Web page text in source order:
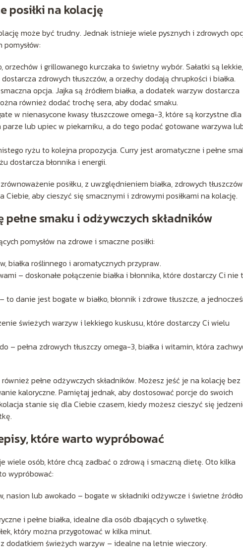
posiłki na kolację
może być trudny. Jednak istnieje wiele pysznych i zdrowych
i grillowanego kurczaka to świetny wybór. Sałatki są
zdrowych tłuszczów, a orzechy dodają chrupkości i białka.
opcja. Jajka są źródłem białka, a dodatek warzyw dostarcza
również dodać trochę sera, aby dodać smaku.
w nienasycone kwasy tłuszczowe omega-3, które są korzystne dla
parze lub upiec w piekarniku, a do tego podać gotowane warzywa
ryżu to kolejna propozycja. Curry jest aromatyczne i pełne
dostarcza błonnika i energii.
posiłku, z uwzględnieniem białka, zdrowych
aby cieszyć się smacznymi i zdrowymi posiłkami na kolację.
smaku i odżywczych składników
pomysłów na zdrowe i smaczne posiłki:
białka roślinnego i aromatycznych przypraw.
– doskonałe połączenie białka i błonnika, które dostarczy Ci nie
danie jest bogate w białko, błonnik i zdrowe tłuszcze, a
świeżych warzyw i lekkiego kuskusu, które dostarczy Ci wielu
– pełna zdrowych tłuszczy omega-3, białka i witamin, która
pełne odżywczych składników. Możesz jeść je na kolację bez
kaloryczne. Pamiętaj jednak, aby dostosować porcje do swoich
stanie się dla Ciebie czasem, kiedy możesz cieszyć się
które warto wypróbować
wiele osób, które chcą zadbać o zdrową i smaczną dietę. Oto kilka
wypróbować:
nasion lub awokado – bogate w składniki odżywcze i świetne źródło
i pełne białka, idealne dla osób dbających o sylwetkę.
który można przygotować w kilka minut.
dodatkiem świeżych warzyw – idealne na letnie wieczory.